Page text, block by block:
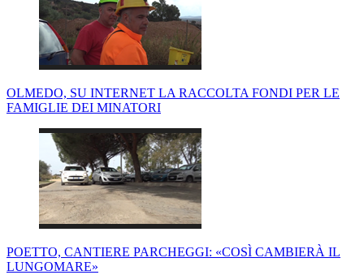
OLMEDO, SU INTERNET LA RACCOLTA FONDI PER LE
FAMIGLIE DEI MINATORI
POETTO, CANTIERE PARCHEGGI: «COSÌ CAMBIERÀ IL
LUNGOMARE»